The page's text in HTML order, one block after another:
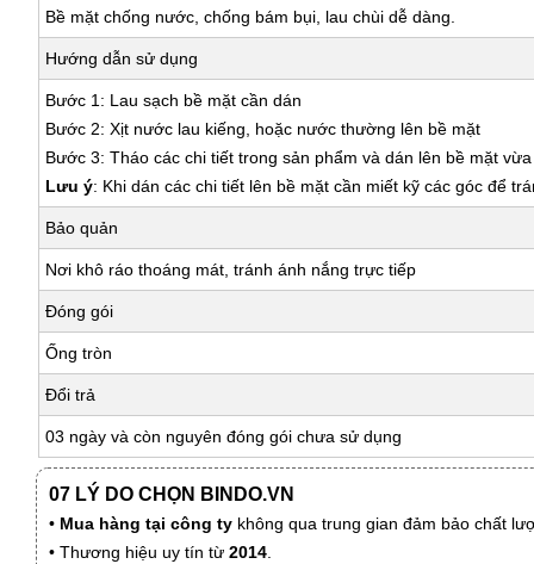
Bề mặt chống nước, chống bám bụi, lau chùi dễ dàng.
Hướng dẫn sử dụng
Bước 1: Lau sạch bề mặt cần dán
Bước 2: Xịt nước lau kiếng, hoặc nước thường lên bề mặt
Bước 3: Tháo các chi tiết trong sản phẩm và dán lên bề mặt
Lưu ý: Khi dán các chi tiết lên bề mặt cần miết kỹ các góc để
Bảo quản
Nơi khô ráo thoáng mát, tránh ánh nắng trực tiếp
Đóng gói
Ống tròn
Đổi trả
03 ngày và còn nguyên đóng gói chưa sử dụng
07 LÝ DO CHỌN BINDO.VN
• Mua hàng tại công ty không qua trung gian đảm bảo chất
• Thương hiệu uy tín từ 2014.